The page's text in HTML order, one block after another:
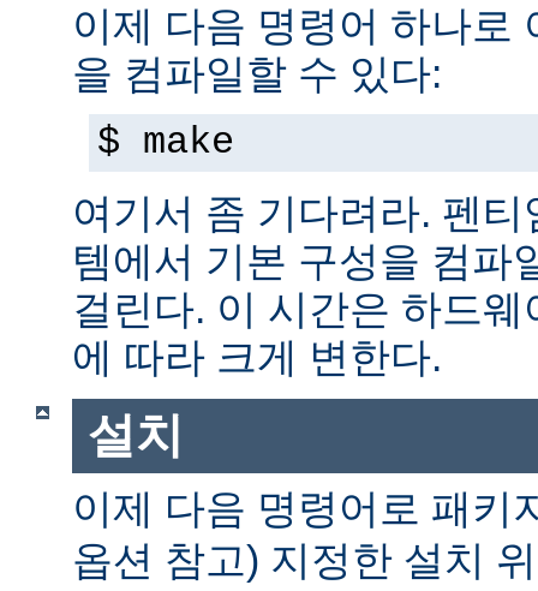
이제 다음 명령어 하나로
을 컴파일할 수 있다:
$ make
여기서 좀 기다려라. 펜
템에서 기본 구성을 컴파
걸린다. 이 시간은 하드
에 따라 크게 변한다.
설치
이제 다음 명령어로 패키
옵션 참고) 지정한 설치